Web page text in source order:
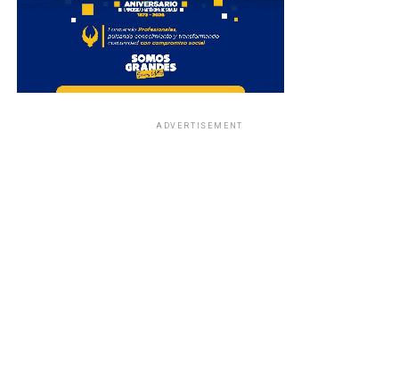
ADVERTISEMENT